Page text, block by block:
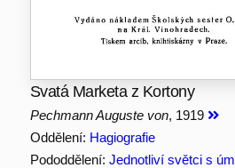
Svatá Marketa z Kortony
Pechmann Auguste von, 1919
Oddělení: Hagiografie
Pododdělení: Jednotliví světci s